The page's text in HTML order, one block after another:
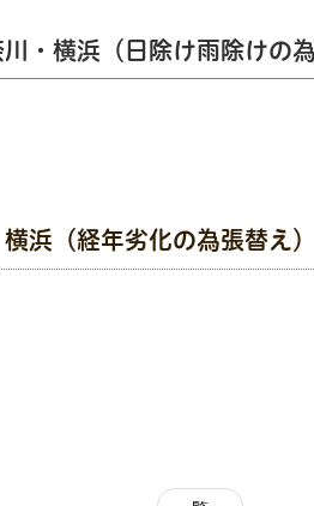
・横浜（日除け雨除けの為
浜（経年劣化の為張替え）